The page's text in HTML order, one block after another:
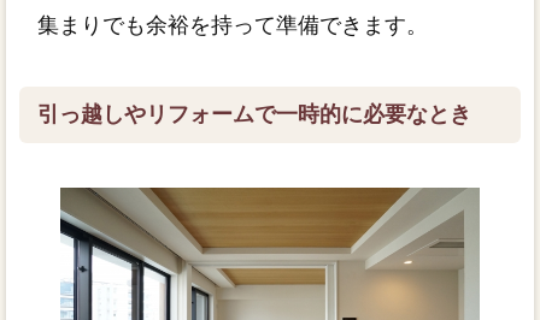
集まりでも余裕を持って準備できます。
引っ越しやリフォームで一時的に必要なとき